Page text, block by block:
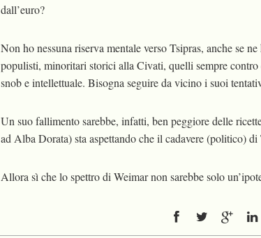
dall’euro?
Non ho nessuna riserva mentale verso Tsipras, anche se
populisti, minoritari storici alla Civati, quelli sempre
snob e intellettuale. Bisogna seguire da vicino i suoi
Un suo fallimento sarebbe, infatti, ben peggiore delle
ad Alba Dorata) sta aspettando che il cadavere (politico)
Allora sì che lo spettro di Weimar non sarebbe solo